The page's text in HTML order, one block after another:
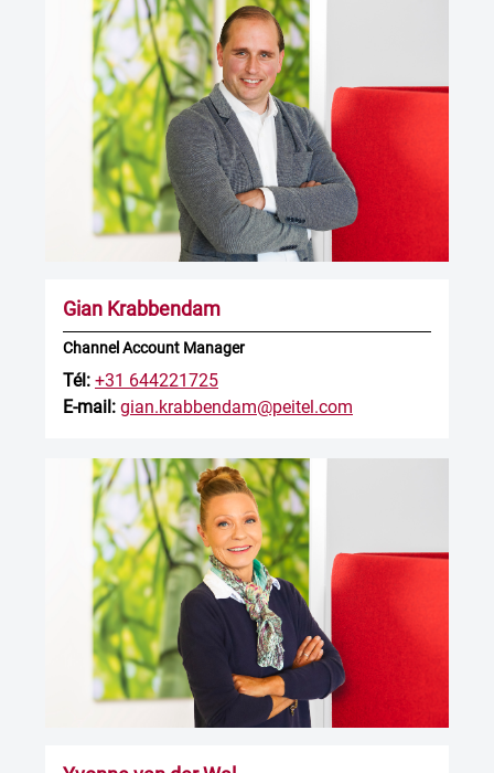
Gian Krabbendam
Channel Account Manager
Tél: +31 644221725
E-mail: gian.krabbendam@peitel.com